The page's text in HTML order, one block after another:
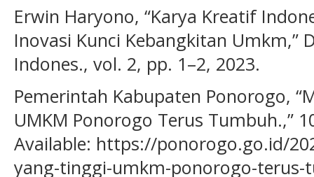
Erwin Haryono, “Karya Kreatif
Inovasi Kunci Kebangkitan Umkm,”
Indones., vol. 2, pp. 1–2, 2023.
Pemerintah Kabupaten Ponorogo,
UMKM Ponorogo Terus Tumbuh.,”
Available: https://ponorogo.go.id/
yang-tinggi-umkm-ponorogo-terus-